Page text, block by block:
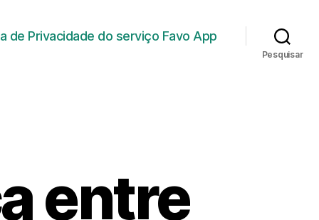
de Privacidade do serviço Favo App
Pesquisar
entre